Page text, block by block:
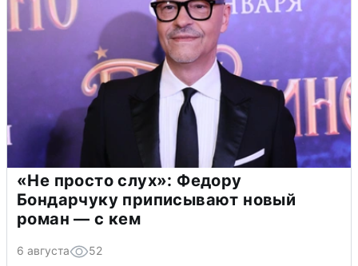
«Не просто слух»: Федору
Бондарчуку приписывают новый
роман — с кем
6 августа 52